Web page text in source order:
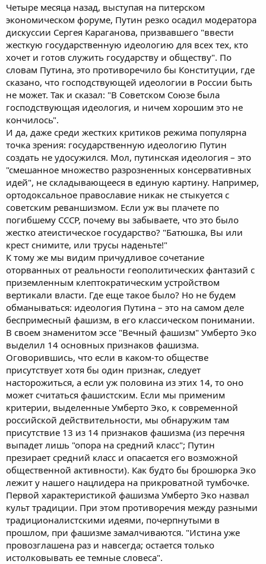
Четыре месяца назад, выступая на питерском
экономическом форуме, Путин резко осадил модератора
дискуссии Сергея Караганова, призвавшего "ввести
жесткую государственную идеологию для всех тех, кто
хочет и готов служить государству и обществу". По
словам Путина, это противоречило бы Конституции, где
сказано, что господствующей идеологии в России быть
не может. Так и сказал: "В Советском Союзе была
господствующая идеология, и ничем хорошим это не
кончилось".
И да, даже среди жестких критиков режима популярна
точка зрения: государственную идеологию Путин
создать не удосужился. Мол, путинская идеология – это
"смешанное множество разрозненных консервативных
идей", не складывающееся в единую картину. Например,
ортодоксальное православие никак не стыкуется с
советским реваншизмом. Если уж вы плачете по
погибшему СССР, почему вы забываете, что это было
жестко атеистическое государство? "Батюшка, Вы или
крест снимите, или трусы наденьте!"
К тому же мы видим причудливое сочетание
оторванных от реальности геополитических фантазий с
приземленным клептократическим устройством
вертикали власти. Где еще такое было? Но не будем
обманываться: идеология Путина – это на самом деле
беспримесный фашизм, в его классическом понимании.
В своем знаменитом эссе "Вечный фашизм" Умберто Эко
выделил 14 основных признаков фашизма.
Оговорившись, что если в каком-то обществе
присутствует хотя бы один признак, следует
насторожиться, а если уж половина из этих 14, то оно
может считаться фашистским. Если мы применим
критерии, выделенные Умберто Эко, к современной
российской действительности, мы обнаружим там
присутствие 13 из 14 признаков фашизма (из перечня
выпадет лишь "опора на средний класс"; Путин
презирает средний класс и опасается его возможной
общественной активности). Как будто бы брошюрка Эко
лежит у нашего нацлидера на прикроватной тумбочке.
Первой характеристикой фашизма Умберто Эко назвал
культ традиции. При этом противоречия между разными
традиционалистскими идеями, почерпнутыми в
прошлом, при фашизме замалчиваются. "Истина уже
провозглашена раз и навсегда; остается только
истолковывать ее темные словеса".